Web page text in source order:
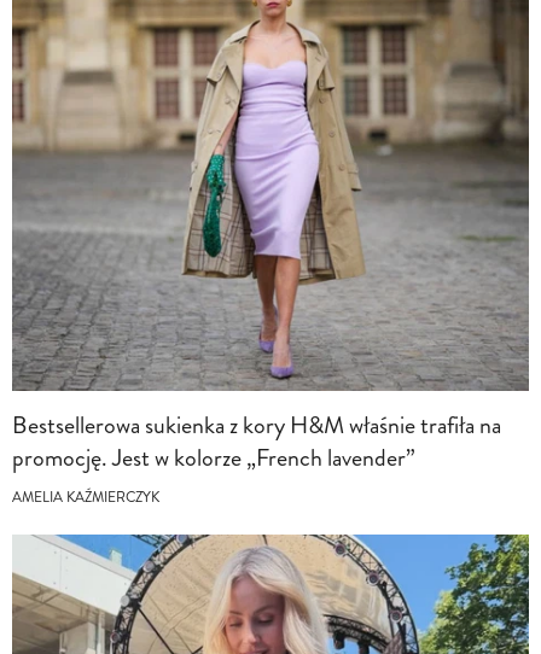
Bestsellerowa sukienka z kory H&M właśnie trafiła na
promocję. Jest w kolorze „French lavender”
AMELIA KAŹMIERCZYK